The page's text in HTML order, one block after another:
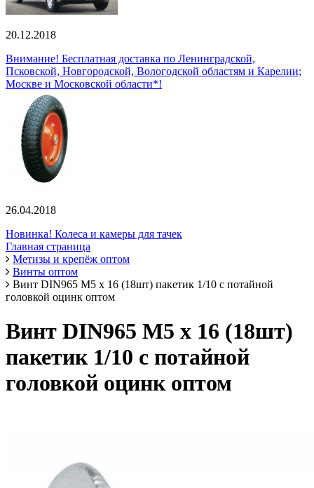
20.12.2018
Внимание! Бесплатная доставка по Ленинградской,
Псковской, Новгородской, Вологодской областям и Карелии;
Москве и Московской области*!
26.04.2018
Новинка! Колеса и камеры для тачек
Главная страница
Метизы и крепёж оптом
Винты оптом
Винт DIN965 М5 х 16 (18шт) пакетик 1/10 с потайной
головкой оцинк оптом
Винт DIN965 М5 х 16 (18шт)
пакетик 1/10 с потайной
головкой оцинк оптом